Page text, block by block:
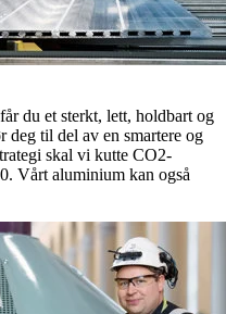
du et sterkt, lett, holdbart og
deg til del av en smartere og
skal vi kutte CO2-
Vårt aluminium kan også